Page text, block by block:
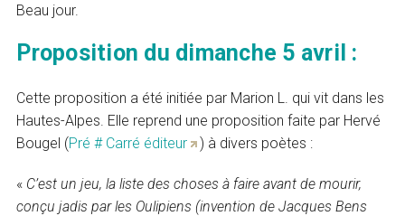
Beau jour.
Proposition du dimanche 5 avril :
Cette proposition a été initiée par Marion L. qui vit dans les
Hautes-Alpes. Elle reprend une proposition faite par Hervé
Bougel (Pré # Carré éditeur ) à divers poètes :
« C’est un jeu, la liste des choses à faire avant de mourir,
conçu jadis par les Oulipiens (invention de Jacques Bens